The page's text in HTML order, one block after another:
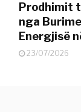
Prodhimit
nga
Energjisë
23/07/2026